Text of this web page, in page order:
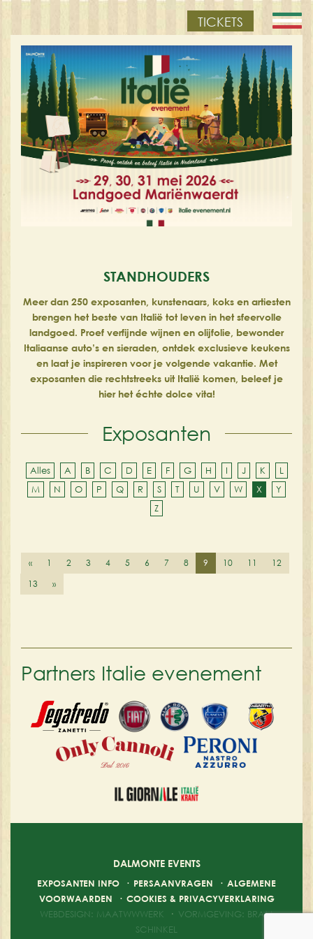
TICKETS
STANDHOUDERS
Meer dan 250 exposanten, kunstenaars, koks en artiesten
brengen het beste van Italië tot leven in het sfeervolle
landgoed. Proef verfijnde wijnen en olijfolie, bewonder
Italiaanse auto’s en sieraden, ontdek exclusieve keukens
en laat je inspireren voor je volgende vakantie. Met
exposanten die rechtstreeks uit Italië komen, beleef je
hier het échte dolce vita!
Exposanten
Alles A B C D E F G H I J K
L
M
N O P Q R S T U V W X
Y
Z
« 1 2 3 4 5 6 7 8 9 10 11
12
13
»
Partners Italie evenement
DALMONTE EVENTS
EXPOSANTEN INFO · PERSAANVRAGEN · ALGEMENE
VOORWAARDEN · COOKIES & PRIVACYVERKLARING
WEBDESIGN: MAATWWWERK
· VORMGEVING: BRAM
SCHINKEL